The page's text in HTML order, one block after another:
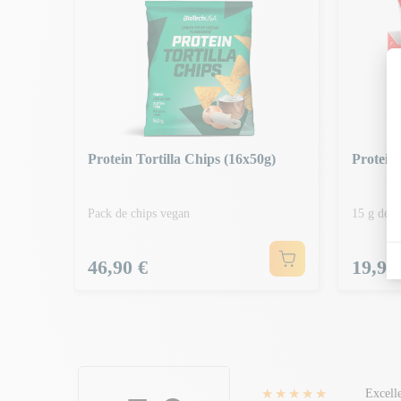
Protein Tortilla Chips (16x50g)
Pack de chips vegan
Prix
46,90 €
Protein
15 g de
Prix
19,99 €
★★★★★